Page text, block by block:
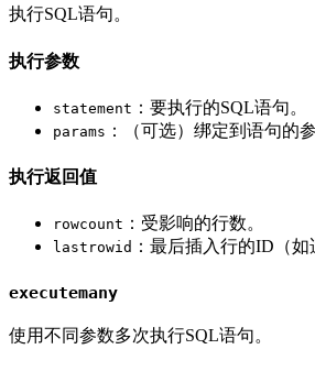
执行SQL语句。
执行参数
statement ：要执行的SQL语句。
params ：（可选）绑定到语句的参
执行返回值
rowcount ：受影响的行数。
lastrowid ：最后插入行的ID（如
executemany
使用不同参数多次执行SQL语句。